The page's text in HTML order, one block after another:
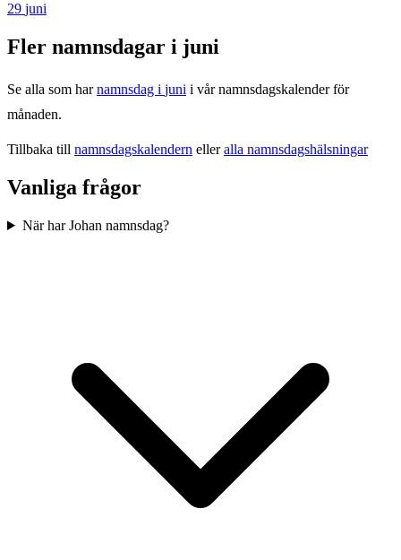
29 juni
Fler namnsdagar i juni
Se alla som har namnsdag i juni i vår namnsdagskalender för
månaden.
Tillbaka till namnsdagskalendern elleralla namnsdagshälsningar
Vanliga frågor
När har Johan namnsdag?